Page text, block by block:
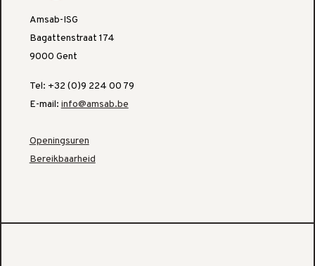
Amsab-ISG
Bagattenstraat 174
9000 Gent
Tel: +32 (0)9 224 00 79
E-mail: info@amsab.be
Openingsuren
Bereikbaarheid